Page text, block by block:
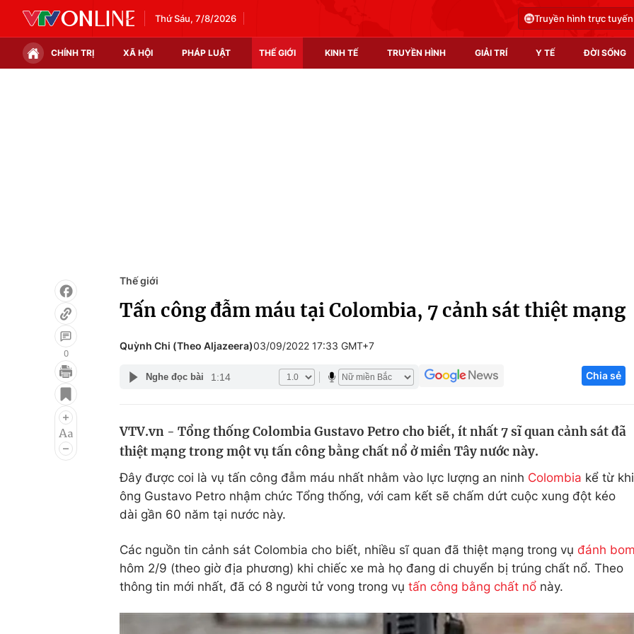
Thứ Sáu, 7/8/2026 Truyền hình trực tuyến
CHÍNH TRỊ XÃ HỘI PHÁP LUẬT THẾ GIỚI KINH TẾ TRUYỀN HÌNH GIẢI TRÍ Y TẾ ĐỜI SỐNG
Infographic
Điện ảnh
Âm nhạc
Làm đẹp
Giáo dục
Học trực tuyến
Công nghệ
Sản phẩm
Tư vấn
0
Thế giới
Tấn công đẫm máu tại Colombia, 7 cảnh sát thiệt mạng
Quỳnh Chi (Theo Aljazeera)03/09/2022 17:33 GMT+7
Nghe đọc bài 1:14 Chia sẻ
VTV.vn - Tổng thống Colombia Gustavo Petro cho biết, ít nhất 7 sĩ quan cảnh sát đã
thiệt mạng trong một vụ tấn công bằng chất nổ ở miền Tây nước này.
Đây được coi là vụ tấn công đẫm máu nhất nhằm vào lực lượng an ninh Colombia kể từ khi
ông Gustavo Petro nhậm chức Tổng thống, với cam kết sẽ chấm dứt cuộc xung đột kéo
dài gần 60 năm tại nước này.
Các nguồn tin cảnh sát Colombia cho biết, nhiều sĩ quan đã thiệt mạng trong vụ đánh bom
hôm 2/9 (theo giờ địa phương) khi chiếc xe mà họ đang di chuyển bị trúng chất nổ. Theo
thông tin mới nhất, đã có 8 người tử vong trong vụ tấn công bằng chất nổ này.